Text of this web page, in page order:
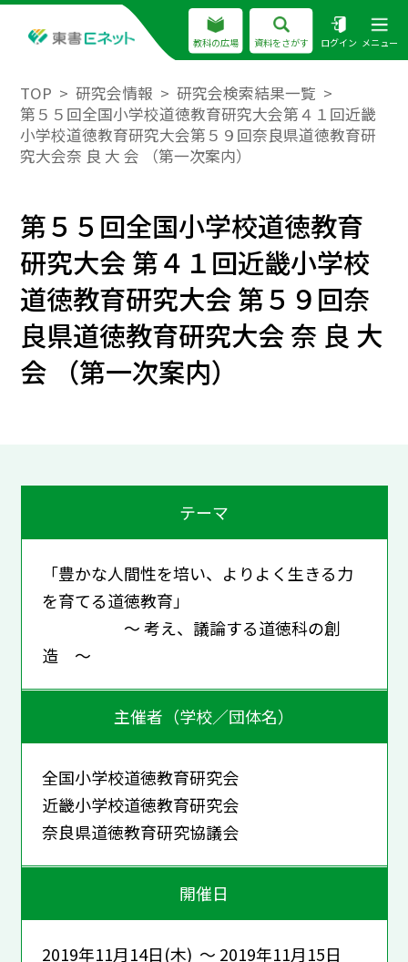
教科の広場 資料をさがす ログイン メニュー
TOP 研究会情報
研究会検索結果一覧
第５５回全国小学校道徳教育研究大会第４１回近畿
小学校道徳教育研究大会第５９回奈良県道徳教育研
究大会奈 良 大 会 （第一次案内）
第５５回全国小学校道徳教育
研究大会 第４１回近畿小学校
道徳教育研究大会 第５９回奈
良県道徳教育研究大会 奈 良 大
会 （第一次案内）
テーマ
「豊かな人間性を培い、よりよく生きる力
を育てる道徳教育」
～ 考え、議論する道徳科の創
造 ～
主催者（学校／団体名）
全国小学校道徳教育研究会
近畿小学校道徳教育研究会
奈良県道徳教育研究協議会
開催日
2019年11月14日(木) ～ 2019年11月15日